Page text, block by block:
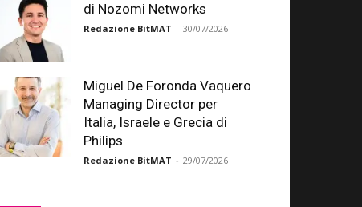
di Nozomi Networks
Redazione BitMAT - 30/07/2026
Miguel De Foronda Vaquero
Managing Director per
Italia, Israele e Grecia di
Philips
Redazione BitMAT - 29/07/2026